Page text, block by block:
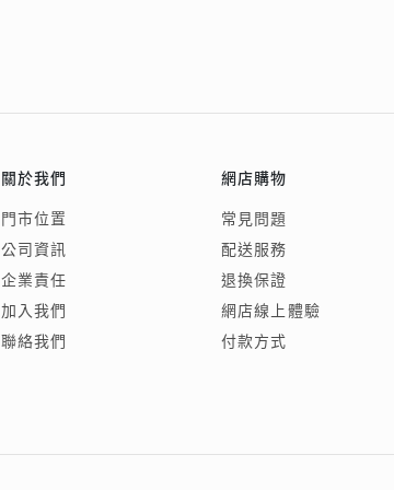
關於我們
門市位置
公司資訊
企業責任
加入我們
聯絡我們
網店購物
常見問題
配送服務
退換保證
網店線上體驗
付款方式